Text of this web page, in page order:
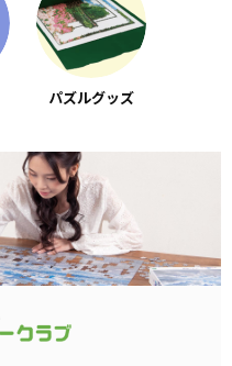
パズルグッズ